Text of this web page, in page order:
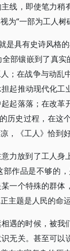
线，即使笔力
为“一部为工人树
是具有史诗风格
部镶嵌到了真
；在战争与动
起推动现代化
起落落；在改
历史过程，在这
，《工人》恰到
力放到了工人
作品是不够的
某一个特殊的群
主题是人民的命运
遇的时候，被
无关。甚至可